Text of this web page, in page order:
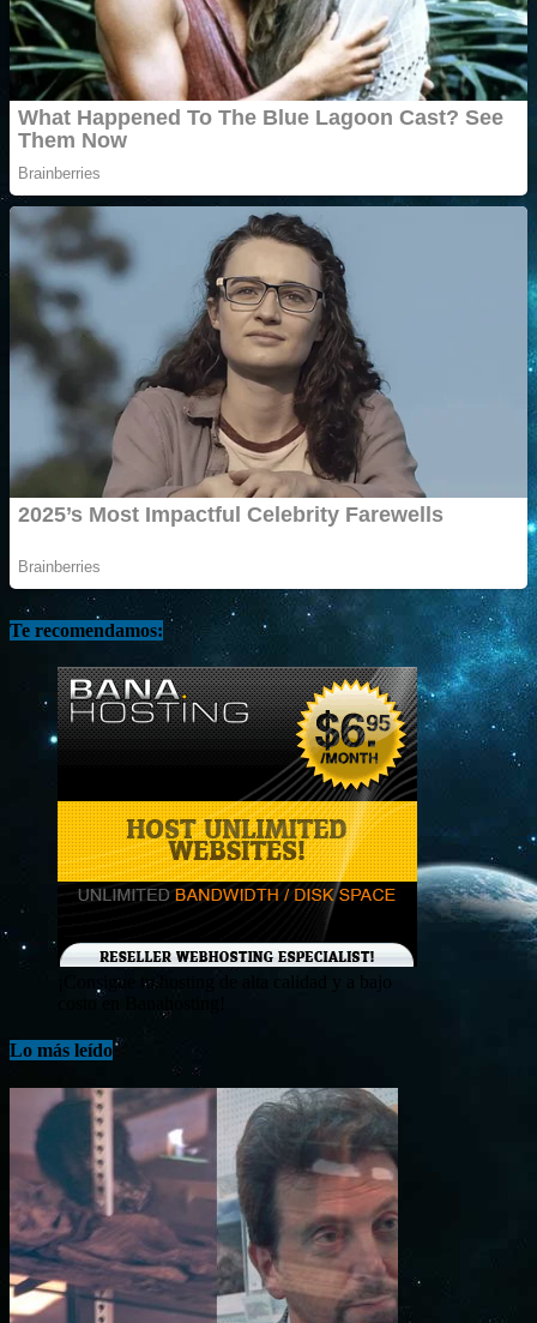
Te recomendamos:
¡Consigue tu hosting de alta calidad y a bajo
costo en Banahosting!
Lo más leído